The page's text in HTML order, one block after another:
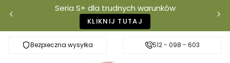
Seria S+ dla trudnych warunków
KLIKNIJ TUTAJ
Bezpieczna wysyłka Darmowa dostawa od 500 złWłaściciel
512 - 098 - 603